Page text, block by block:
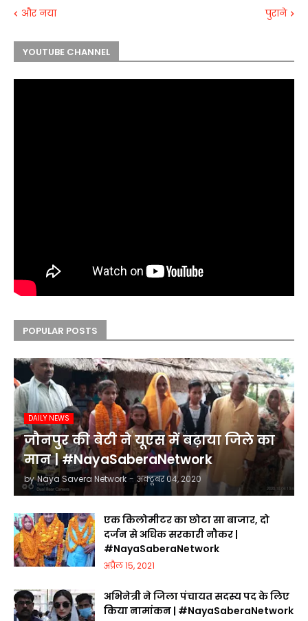
और नया पुराने
YOUTUBE CHANNEL
POPULAR POSTS
DAILY NEWS
जौनपुर की बेटी ने यूएस में बढ़ाया जिले का
मान | #NayaSaberaNetwork
by Naya Savera Network - अक्टूबर 04, 2020
एक किलोमीटर का छोटा सा बाजार, दो
दर्जन से अधिक सरकारी नौकर |
#NayaSaberaNetwork
अप्रैल 15, 2021
अभिनेत्री ने जिला पंचायत सदस्य पद के लिए
किया नामांकन | #NayaSaberaNetwork